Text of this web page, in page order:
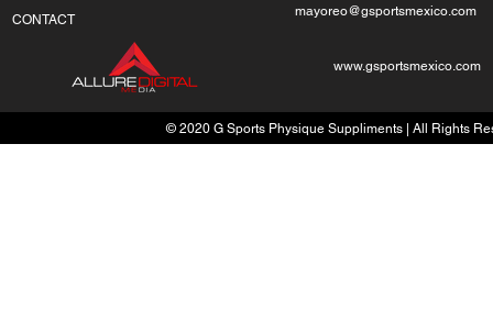
CONTACT
mayoreo@gsportsmexico.com
www.gsportsmexico.com
© 2020 G Sports Physique Suppliments | All Rights